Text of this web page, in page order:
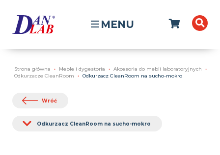
MENU
Strona główna Meble i dygestoria
Akcesoria do mebli laboratoryjnych
Odkurzacze CleanRoom
Odkurzacz CleanRoom na sucho-mokro
Wróć
Odkurzacz CleanRoom na sucho-mokro